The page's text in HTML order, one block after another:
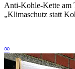
Anti-Kohle-Kette am
„Klimaschutz statt
∞